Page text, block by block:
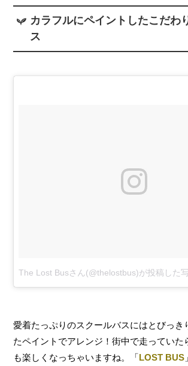
カラフルにペイントしたこだわ
ス
The Lost Busさん(@thelostbus)が投稿した
愛着たっぷりのスクールバスにはとびっき
たペイントでアレンジ！街中で走っていた
も楽しくなっちゃいますね。「LOST BUS